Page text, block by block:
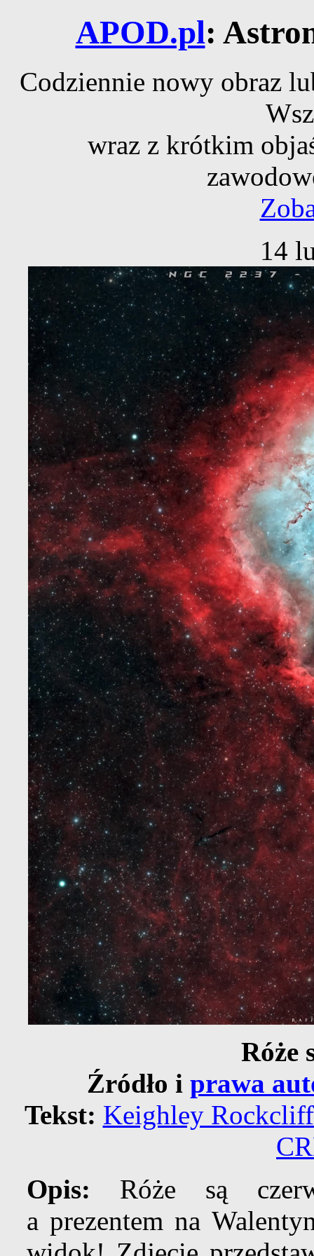
APOD.pl:
Codziennie nowy obraz
wraz z krótkim
14
Róże
Źródło i prawa
Tekst: Keighley
Opis: Róże są
a prezentem na